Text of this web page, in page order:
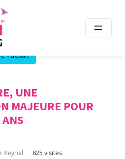
l'actu...
UNE
MAJEURE POUR
Reynal 825 visites